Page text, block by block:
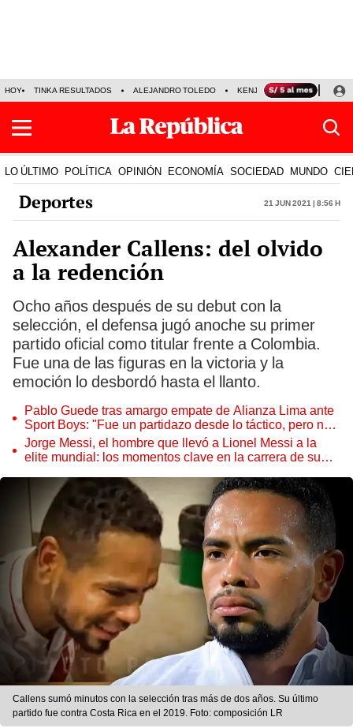
HOY TINKA RESULTADOS ALEJANDRO TOLEDO KENJI FUJIMORI
LO ÚLTIMO POLÍTICA OPINIÓN ECONOMÍA SOCIEDAD MUNDO
Deportes 21 Jun 2021 | 8:56 h
Alexander Callens: del olvido
a la redención
Ocho años después de su debut con la
selección, el defensa jugó anoche su primer
partido oficial como titular frente a Colombia.
Fue una de las figuras en la victoria y la
emoción lo desbordó hasta el llanto.
Pablo Guede tras amargo empate de Alianza Lima ante
Sport Boys: "Fue un partidazo desde lo táctico, pero no
jugamos bien"
Jorge Messi, el hombre que llevó a Lionel Messi a la
elite mundial: los momentos clave en la carrera de su
Callens sumó minutos con la selección tras más de dos años. Su último
partido fue contra Costa Rica en el 2019. Foto: composición LR